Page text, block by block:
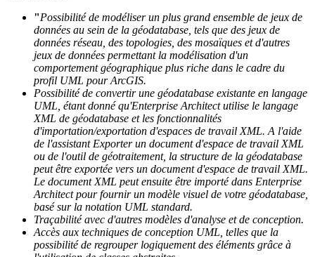
"Possibilité de modéliser un plus grand ensemble de jeux de
données au sein de la géodatabase, tels que des jeux de
données réseau, des topologies, des mosaïques et d'autres
jeux de données permettant la modélisation d'un
comportement géographique plus riche dans le cadre du
profil UML pour ArcGIS.
Possibilité de convertir une géodatabase existante en langage
UML, étant donné qu'Enterprise Architect utilise le langage
XML de géodatabase et les fonctionnalités
d'importation/exportation d'espaces de travail XML. A l'aide
de l'assistant Exporter un document d'espace de travail XML
ou de l'outil de géotraitement, la structure de la géodatabase
peut être exportée vers un document d'espace de travail XML.
Le document XML peut ensuite être importé dans Enterprise
Architect pour fournir un modèle visuel de votre géodatabase,
basé sur la notation UML standard.
Traçabilité avec d'autres modèles d'analyse et de conception.
Accès aux techniques de conception UML, telles que la
possibilité de regrouper logiquement des éléments grâce à